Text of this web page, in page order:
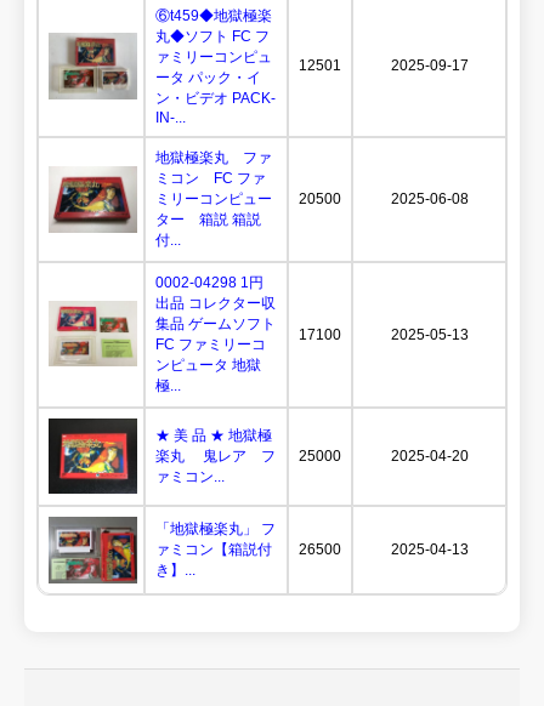
⑥t459◆地獄極楽
丸◆ソフト FC フ
ァミリーコンピュ
ータ パック・イ
ン・ビデオ PACK-
IN-...
12501 2025-09-17
地獄極楽丸 ファ
ミコン FC ファ
ミリーコンピュー
ター 箱説 箱説
付...
20500 2025-06-08
0002-04298 1円
出品 コレクター収
集品 ゲームソフト
FC ファミリーコ
ンピュータ 地獄
極...
17100 2025-05-13
★ 美 品 ★ 地獄極
楽丸 鬼レア フ
ァミコン...
25000 2025-04-20
「地獄極楽丸」 フ
ァミコン【箱説付
き】...
26500 2025-04-13